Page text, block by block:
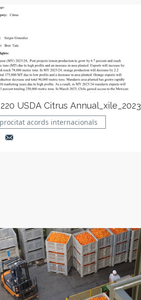
USDA Citrus Annual_xile_2023
acords internacionals